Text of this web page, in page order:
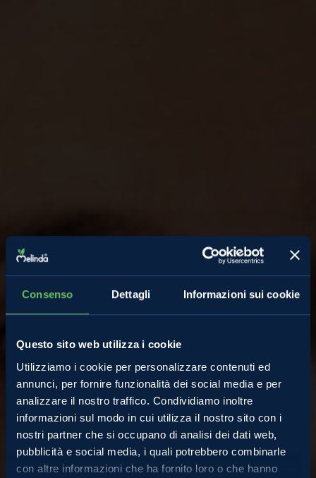
Consenso Dettagli Informazioni sui cookie
Questo sito web utilizza i cookie
Utilizziamo i cookie per personalizzare contenuti ed
annunci, per fornire funzionalità dei social media e per
analizzare il nostro traffico. Condividiamo inoltre
informazioni sul modo in cui utilizza il nostro sito con i
nostri partner che si occupano di analisi dei dati web,
pubblicità e social media, i quali potrebbero combinarle
con altre informazioni che ha fornito loro o che hanno